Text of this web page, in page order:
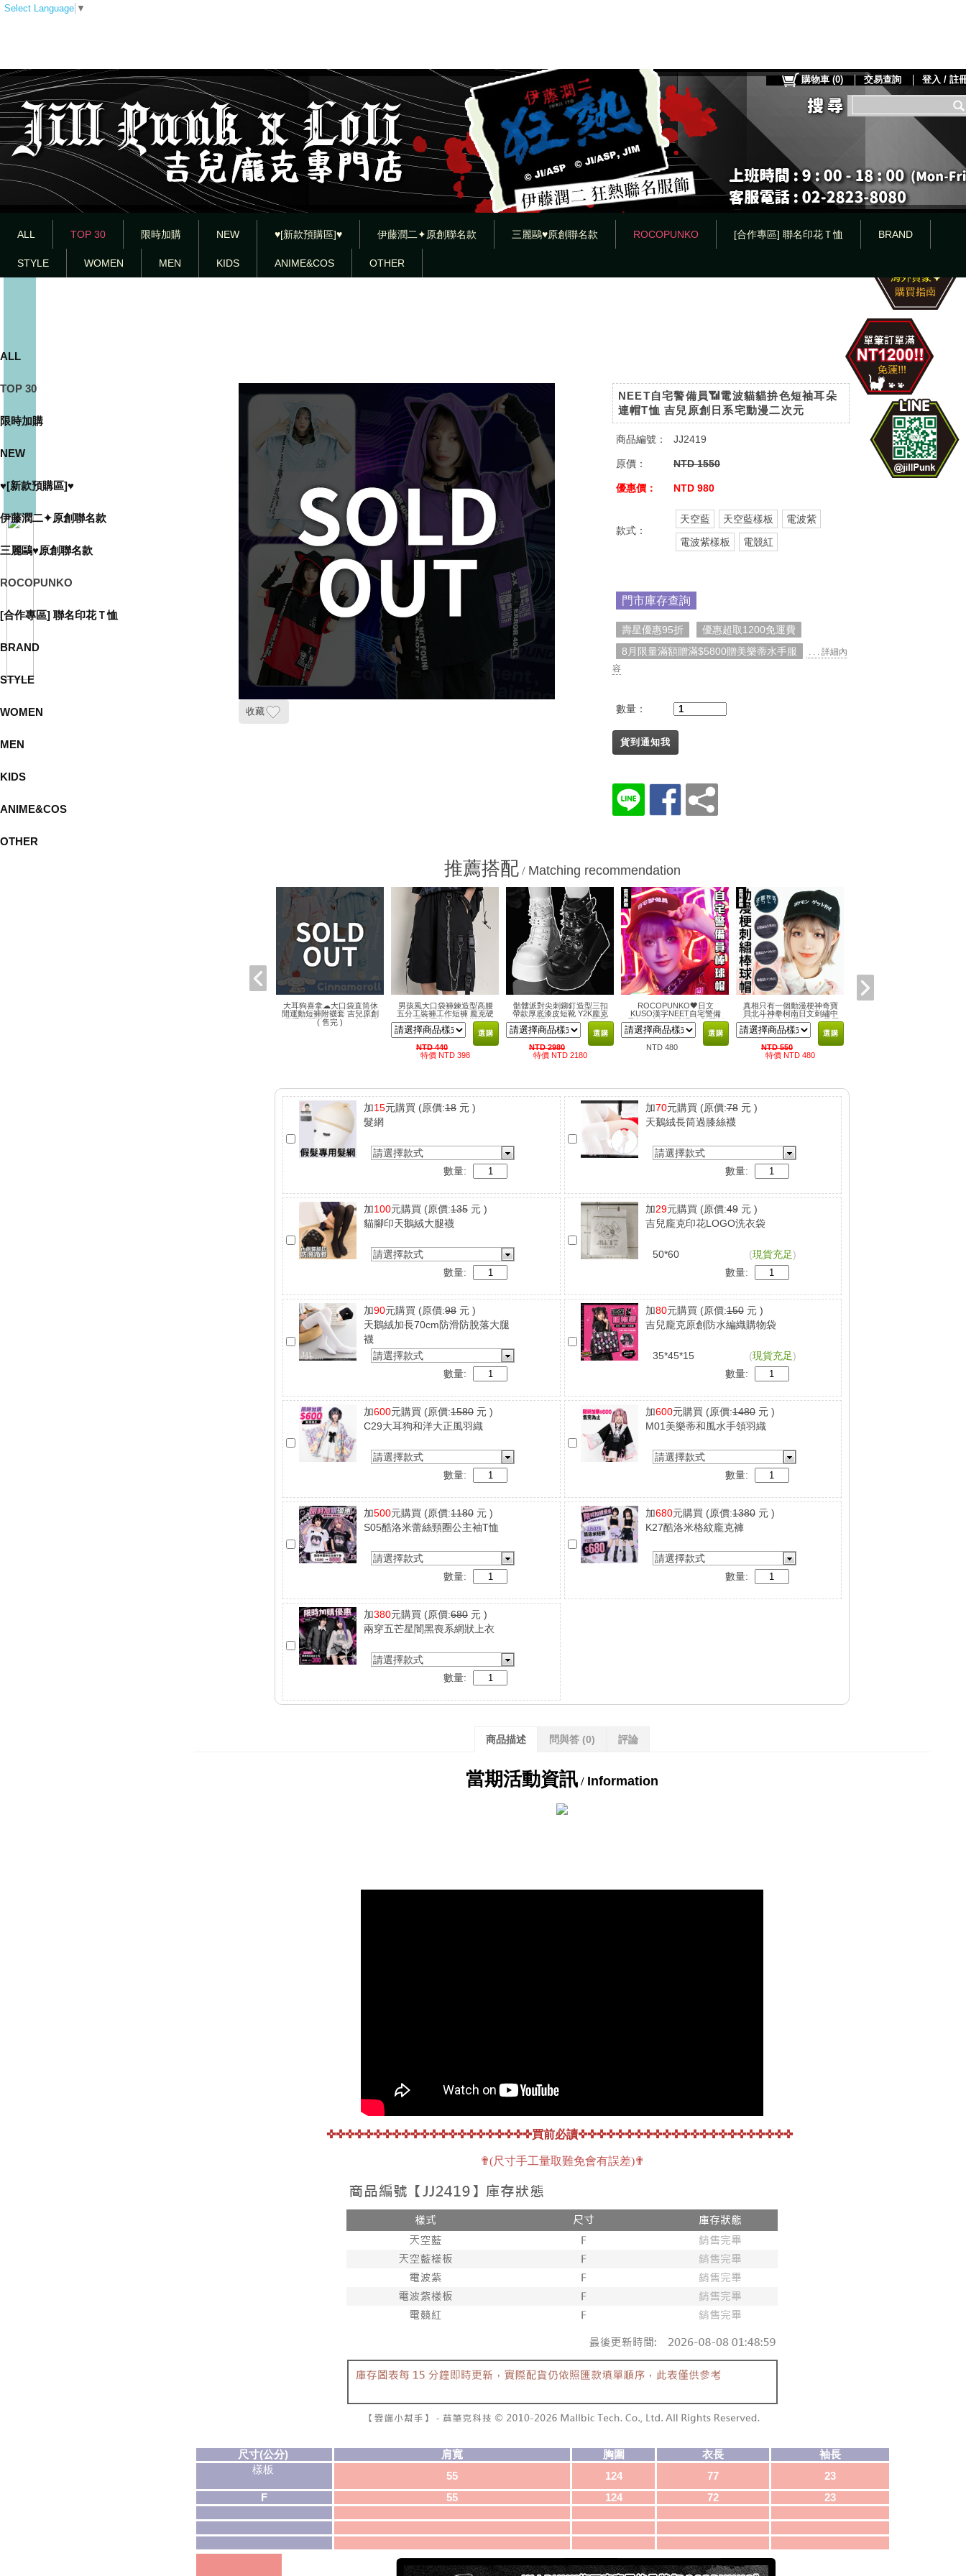
Select Language ▼
ALL TOP 30 限時加購 NEW ♥[新款預購區]♥ 伊藤潤二✦原創聯名款 三麗鷗♥原創聯名款 ROCOPUNKO [合作專區] 聯名印花Ｔ恤 BRAND
STYLE WOMEN MEN KIDS ANIME&COS OTHER
購物車 (0) 交易查詢 登入 / 註
ALL
TOP 30
限時加購
NEW
♥[新款預購區]♥
伊藤潤二✦原創聯名款
三麗鷗♥原創聯名款
ROCOPUNKO
[合作專區] 聯名印花Ｔ恤
BRAND
STYLE
WOMEN
MEN
KIDS
ANIME&COS
OTHER
收藏
NEET自宅警備員📶電波貓貓拚色短袖耳朵
連帽T恤 吉兒原創日系宅動漫二次元
商品編號： JJ2419
原價： NTD 1550
優惠價： NTD 980
款式：
天空藍 天空藍樣板
電波紫
電波紫樣板
電競紅
門市庫存查詢
壽星優惠95折
優惠超取1200免運費
8月限量滿額贈滿$5800贈美樂蒂水手服
. . . 詳細內
容
數量：
貨到通知我
推薦搭配/ Matching recommendation
大耳狗喜拿☁大口袋直筒休
閒運動短褲附襪套 吉兒原創
日系三麗鷗SANRIO官方授
權聯名
( 售完 )
男孩風大口袋褲鍊造型高腰
五分工裝褲工作短褲 龐克硬
妹風暗黑街頭個性潮流
選購
NTD 440
特價 NTD 398
骷髏派對尖刺鉚釘造型三扣
帶款厚底漆皮短靴 Y2K龐克
街頭樂團搖滾NANA地雷系
選購
NTD 2980
特價 NTD 2180
ROCOPUNKO🖤日文
KUSO漢字NEET自宅警備
員刺繡中性棒球帽 吉兒原創
原宿街頭嘻哈
選購
NTD 480
真相只有一個動漫梗神奇寶
貝北斗神拳柯南日文刺繡中
性棒球帽 吉兒原創二次元原
宿街頭嘻哈
選購
NTD 550
特價 NTD 480
加15元購買 (原價:18 元 )
髮網
請選擇款式
數量:
加70元購買 (原價:78元 )
天鵝絨長筒過膝絲襪
請選擇款式
數量:
加100元購買 (原價:135 元 )
貓腳印天鵝絨大腿襪
請選擇款式
數量:
加29元購買 (原價:49元 )
吉兒龐克印花LOGO洗衣袋
50*60 (現貨充足)
數量:
加90元購買 (原價:98 元 )
天鵝絨加長70cm防滑防脫落大腿
襪
請選擇款式
數量:
加80元購買 (原價:150元 )
吉兒龐克原創防水編織購物袋
35*45*15 (現貨充足)
數量:
加600元購買 (原價:1580 元 )
C29大耳狗和洋大正風羽織
請選擇款式
數量:
加600元購買 (原價:1480元 )
M01美樂蒂和風水手領羽織
請選擇款式
數量:
加500元購買 (原價:1180 元 )
S05酷洛米蕾絲頸圈公主袖T恤
請選擇款式
數量:
加680元購買 (原價:1380元 )
K27酷洛米格紋龐克褲
請選擇款式
數量:
加380元購買 (原價:680 元 )
兩穿五芒星闇黑喪系網狀上衣
請選擇款式
數量:
商品描述 問與答 (0) 評論